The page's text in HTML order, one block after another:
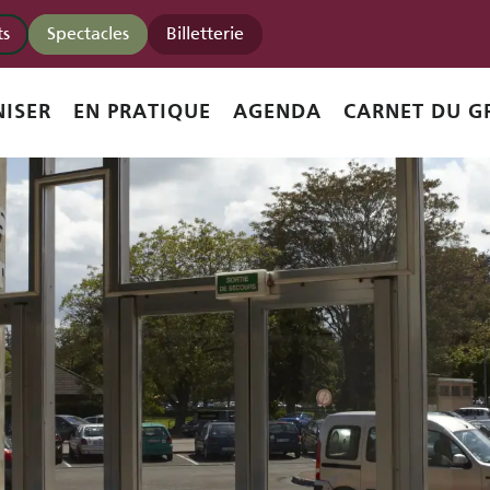
Spectacles Billetterie
EN PRATIQUE AGENDA CARNET DU